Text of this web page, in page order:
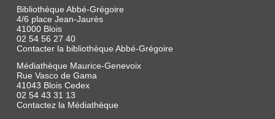
Bibliothèque Abbé-Grégoire
4/6 place Jean-Jaurès
41000 Blois
02 54 56 27 40
Contacter la bibliothèque Abbé-Grégoire
Médiathèque Maurice-Genevoix
Rue Vasco de Gama
41043 Blois Cedex
02 54 43 31 13
Contactez la Médiathèque